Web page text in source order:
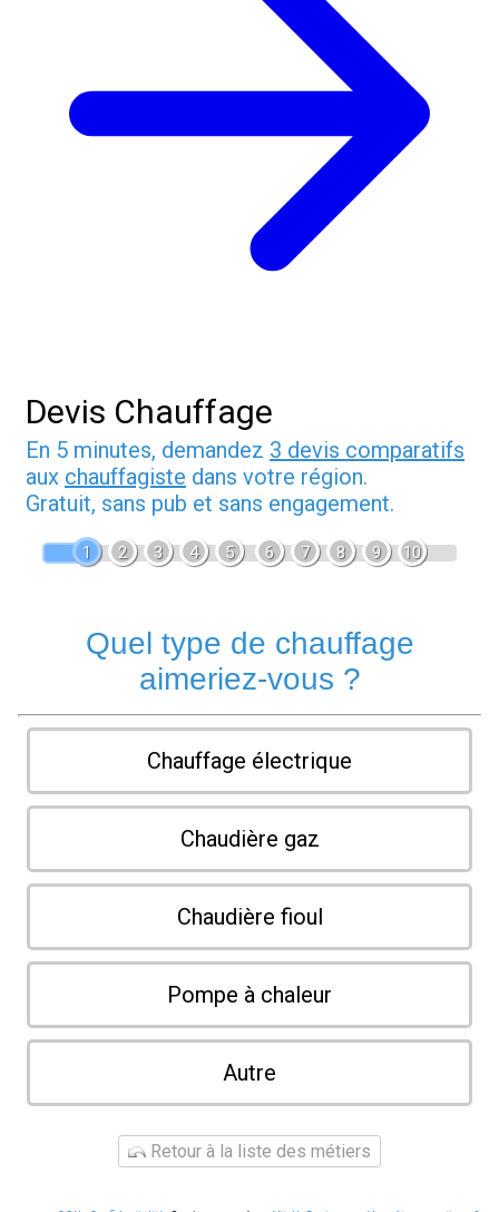
Devis Chauffage
En 5 minutes, demandez 3 devis comparatifs
aux chauffagiste dans votre région.
Gratuit, sans pub et sans engagement.
1 2 3 4 5 6 7 8 9 10
Quel type de chauffage
aimeriez-vous ?
Chauffage électrique
Chaudière gaz
Chaudière fioul
Pompe à chaleur
Autre
Retour à la liste des métiers